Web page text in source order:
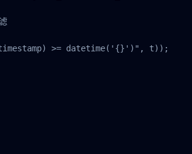
>= datetime('{}')", t));